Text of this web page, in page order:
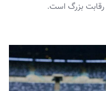
رقابت بزرگ است.